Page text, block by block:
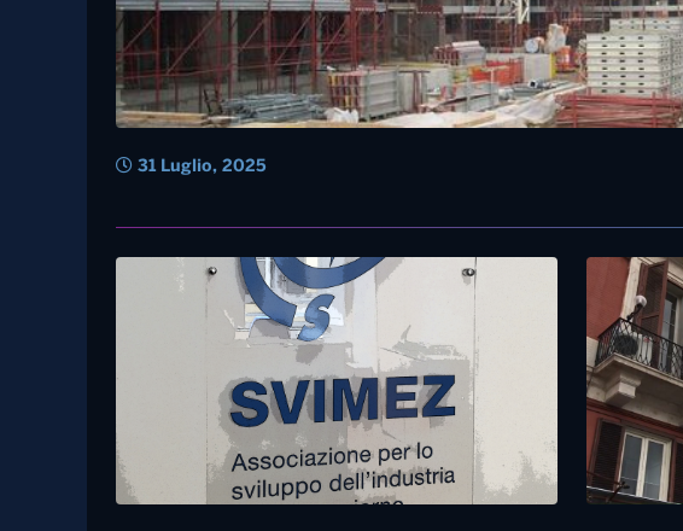
31 Luglio, 2025